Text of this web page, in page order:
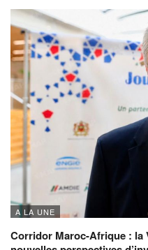
A LA UNE
Corridor Maroc-Afrique : la